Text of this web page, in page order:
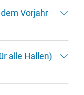
Vorjahr
alle Hallen)